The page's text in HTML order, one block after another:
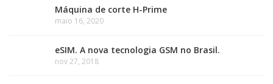
Máquina de corte H-Prime
maio 16, 2020
eSIM. A nova tecnologia GSM no Brasil.
nov 27, 2018